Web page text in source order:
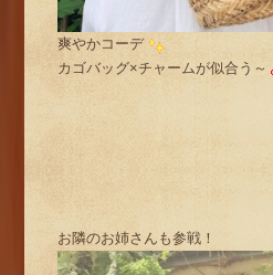
爽やかコーデ
カゴバッグ×チャームが似合う～
お隣のお姉さんも参戦！